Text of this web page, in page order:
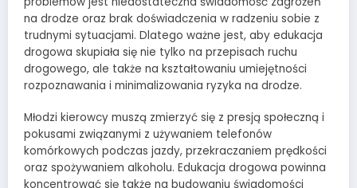
na drodze oraz brak doświadczenia w radzeniu sobie z
trudnymi sytuacjami. Dlatego ważne jest, aby edukacja
drogowa skupiała się nie tylko na przepisach ruchu
drogowego, ale także na kształtowaniu umiejętności
rozpoznawania i minimalizowania ryzyka na drodze.
Młodzi kierowcy muszą zmierzyć się z presją społeczną i
pokusami związanymi z używaniem telefonów
komórkowych podczas jazdy, przekraczaniem prędkości
oraz spożywaniem alkoholu. Edukacja drogowa powinna
koncentrować się także na budowaniu świadomości